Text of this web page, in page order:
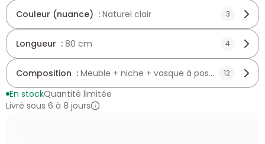
Couleur (nuance) : Naturel clair 3
Longueur : 80 cm 4
Composition : Meuble + niche + vasque à poser carrée
12
En stockQuantité limitée
Livré sous 6 à 8 jours